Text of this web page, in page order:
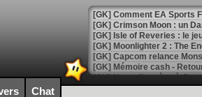
[GK] Comment EA Sports
[GK] Crimson Moon : un
[GK] Isle of Reveries : le
[GK] Moonlighter 2 : The
[GK] Capcom relance
Chat